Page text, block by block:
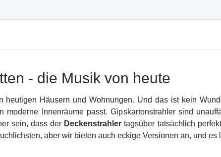
- die Musik von heute
heutigen Häusern und Wohnungen. Und das ist kein
Innenräume passt. Gipskartonstrahler sind
sein, dass der Deckenstrahler tagsüber tatsächlich
aber wir bieten auch eckige Versionen an, und